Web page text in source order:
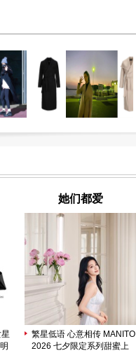
她们都爱
繁星低语 心意相传 MANITO
2026 七夕限定系列甜蜜上